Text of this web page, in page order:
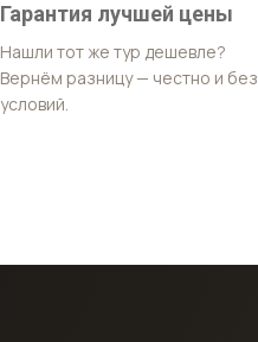
Гарантия лучшей цены
Нашли тот же тур дешевле?
Вернём разницу — честно и без
условий.